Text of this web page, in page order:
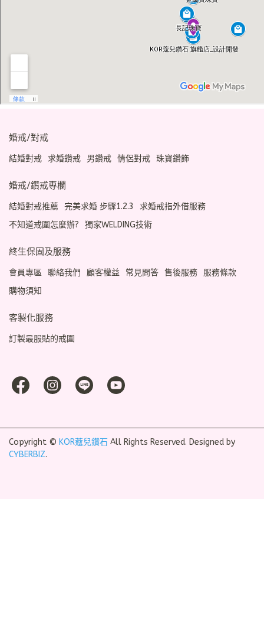
婚戒/對戒
結婚對戒 求婚鑽戒 男鑽戒 情侶對戒 珠寶鑽飾
婚戒/鑽戒專欄
結婚對戒推薦 完美求婚 步驟1.2.3
求婚戒指外借服務
不知道戒圍怎麼辦?
獨家WELDING技術
終生保固及服務
會員專區 聯絡我們 顧客權益 常見問答 售後服務
服務條款
購物須知
客製化服務
訂製最服貼的戒圍
Copyright © KOR蔻兒鑽石 All Rights Reserved. Designed by
CYBERBIZ.